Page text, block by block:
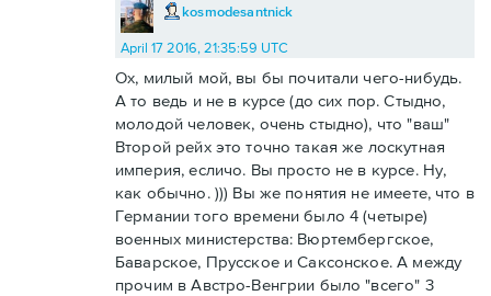
kosmodesantnick
April 17 2016, 21:35:59 UTC
Ох, милый мой, вы бы почитали чего-нибудь.
А то ведь и не в курсе (до сих пор. Стыдно,
молодой человек, очень стыдно), что "ваш"
Второй рейх это точно такая же лоскутная
империя, есличо. Вы просто не в курсе. Ну,
как обычно. ))) Вы же понятия не имеете, что в
Германии того времени было 4 (четыре)
военных министерства: Вюртембергское,
Баварское, Прусское и Саксонское. А между
прочим в Австро-Венгрии было "всего" 3